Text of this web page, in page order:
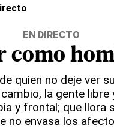
EN DIRECTO
como
quien no deje ver
la gente libre
y frontal; que llora
no envasa los